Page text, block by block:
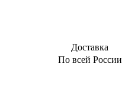
Доставка
По всей России